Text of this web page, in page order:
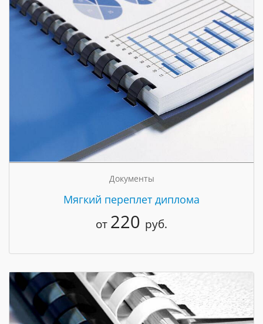
Документы
Мягкий переплет диплома
от 220 руб.